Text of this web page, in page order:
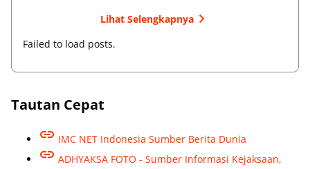
Lihat Selengkapnya
Failed to load posts.
Tautan Cepat
IMC NET Indonesia Sumber Berita Dunia
ADHYAKSA FOTO - Sumber Informasi Kejaksaan,